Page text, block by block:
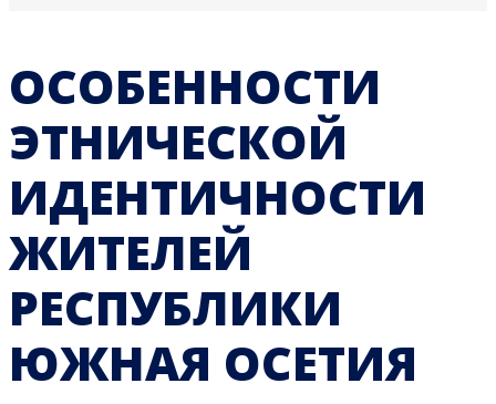
ОСОБЕННОСТИ
ЭТНИЧЕСКОЙ
ИДЕНТИЧНОСТИ
ЖИТЕЛЕЙ
РЕСПУБЛИКИ
ЮЖНАЯ ОСЕТИЯ